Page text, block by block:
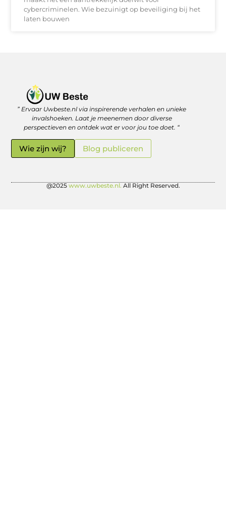
cybercriminelen. Wie bezuinigt op beveiliging bij het
laten bouwen
” Ervaar Uwbeste.nl via inspirerende verhalen en unieke
invalshoeken. Laat je meenemen door diverse
perspectieven en ontdek wat er voor jou toe doet. “
Wie zijn wij? Blog publiceren
@2025 www.uwbeste.nl. All Right Reserved.